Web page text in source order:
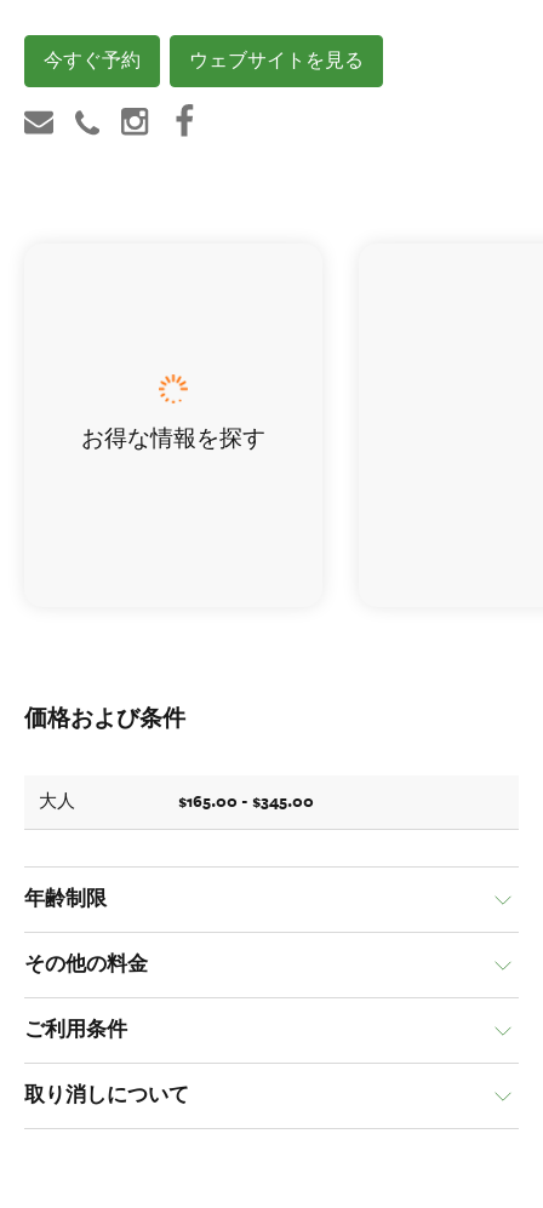
今すぐ予約 ウェブサイトを見る
価格および条件
大人 $165.00 - $345.00
年齢制限
その他の料金
ご利用条件
取り消しについて
お得な情報を探す